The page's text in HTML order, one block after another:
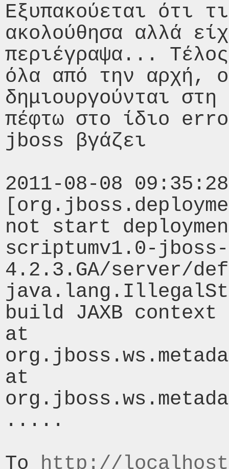
Εξυπακούεται ότι
ακολούθησα αλλά
περιέγραψα...
όλα από την αρχή,
δημιουργούνται
πέφτω στο ίδιο
jboss βγάζει
2011-08-08
not start
scriptumv1.0-jboss-
4.2.3.GA/server/
build JAXB context
at
at
.....
Το
http://